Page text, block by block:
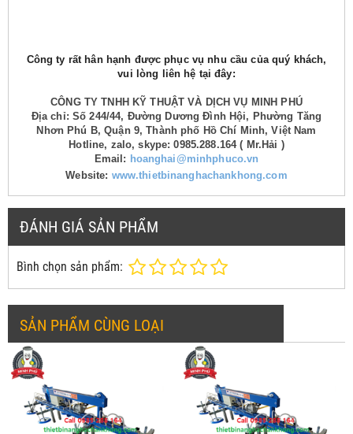
Công ty rất hân hạnh được phục vụ nhu cầu của quý khách,
vui lòng liên hệ tại đây:
CÔNG TY TNHH KỸ THUẬT VÀ DỊCH VỤ MINH PHÚ
Địa chỉ: Số 244/44, Đường Dương Đình Hội, Phường Tăng
Nhơn Phú B, Quận 9, Thành phố Hồ Chí Minh, Việt Nam
Hotline, zalo, skype: 0985.288.164 ( Mr.Hải )
Email: hoanghai@minhphuco.vn
Website: www.thietbinanghachankhong.com
ĐÁNH GIÁ SẢN PHẨM
Bình chọn sản phẩm:
SẢN PHẨM CÙNG LOẠI